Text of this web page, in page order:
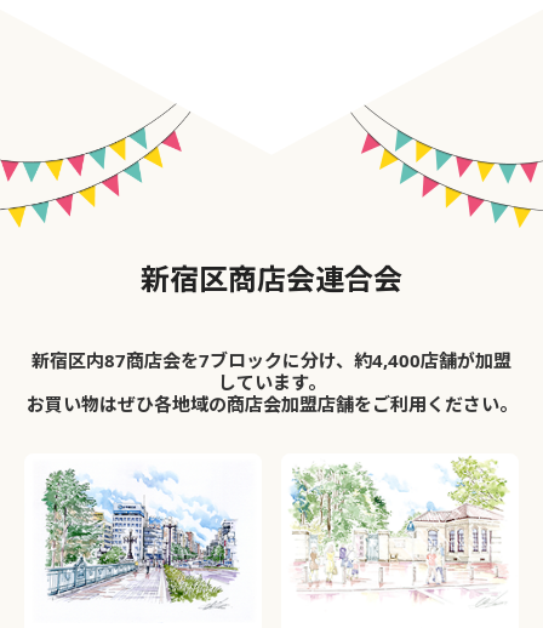
新宿区商店会連合会
新宿区内87商店会を7ブロックに分け、約4,400店舗が加盟
しています。
お買い物はぜひ各地域の商店会加盟店舗をご利用ください。